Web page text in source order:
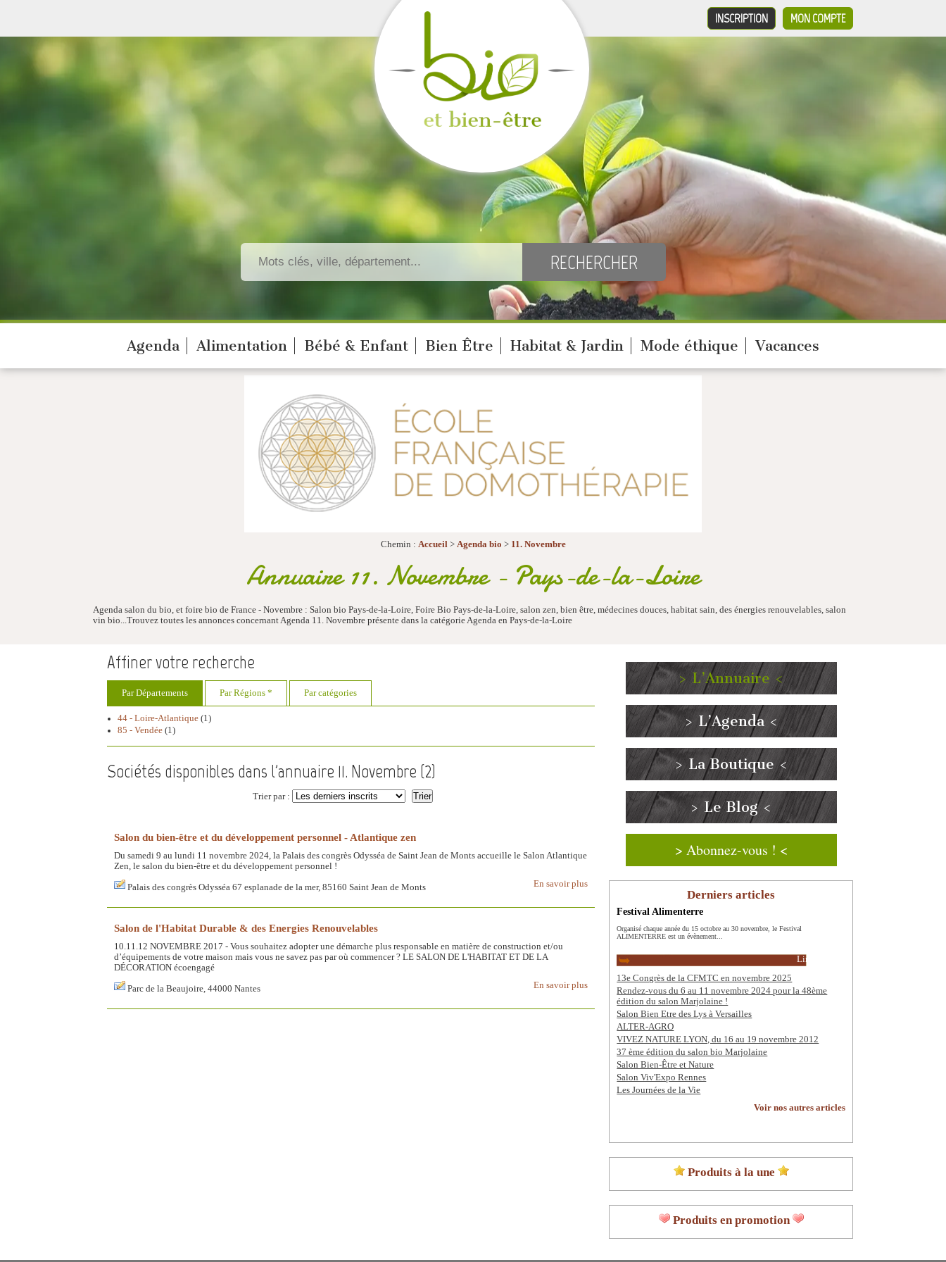
MON COMPTE
INSCRIPTION
Agenda Alimentation Bébé & Enfant Bien Être Habitat & Jardin Mode éthique Vacances
Chemin : Accueil > Agenda bio > 11. Novembre
Annuaire 11. Novembre - Pays-de-la-Loire
Agenda salon du bio, et foire bio de France - Novembre : Salon bio Pays-de-la-Loire, Foire Bio Pays-de-la-Loire, salon zen, bien être, médecines douces, habitat sain, des énergies renouvelables, salon
vin bio...Trouvez toutes les annonces concernant Agenda 11. Novembre présente dans la catégorie Agenda en Pays-de-la-Loire
Affiner votre recherche
Par Départements Par Régions * Par catégories
44 - Loire-Atlantique (1)
85 - Vendée (1)
Sociétés disponibles dans l'annuaire 11. Novembre (2)
Trier par :
Salon du bien-être et du développement personnel - Atlantique zen
Du samedi 9 au lundi 11 novembre 2024, la Palais des congrès Odysséa de Saint Jean de Monts accueille le Salon Atlantique
Zen, le salon du bien-être et du développement personnel !
En savoir plus
Palais des congrès Odysséa 67 esplanade de la mer, 85160 Saint Jean de Monts
Salon de l'Habitat Durable & des Energies Renouvelables
10.11.12 NOVEMBRE 2017 - Vous souhaitez adopter une démarche plus responsable en matière de construction et/ou
d’équipements de votre maison mais vous ne savez pas par où commencer ? LE SALON DE L'HABITAT ET DE LA
DÉCORATION écoengagé
En savoir plus
Parc de la Beaujoire, 44000 Nantes
> L’Annuaire <
> L’Agenda <
> La Boutique <
> Le Blog <
> Abonnez-vous ! <
Derniers articles
Festival Alimenterre
Organisé chaque année du 15 octobre au 30 novembre, le Festival
ALIMENTERRE est un évènement...
Lire la suite
13e Congrès de la CFMTC en novembre 2025
Rendez-vous du 6 au 11 novembre 2024 pour la 48ème
édition du salon Marjolaine !
Salon Bien Etre des Lys à Versailles
ALTER-AGRO
VIVEZ NATURE LYON, du 16 au 19 novembre 2012
37 ème édition du salon bio Marjolaine
Salon Bien-Être et Nature
Salon Viv'Expo Rennes
Les Journées de la Vie
Voir nos autres articles
Produits à la une
Produits en promotion